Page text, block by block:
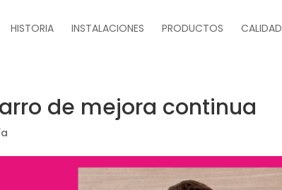
HISTORIA INSTALACIONES PRODUCTOS CALIDAD
de mejora continua